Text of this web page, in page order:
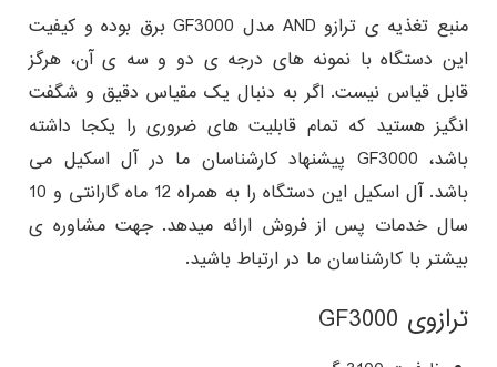
منبع تغذیه ی ترازو AND مدل GF3000 برق بوده و کیفیت
این دستگاه با نمونه های درجه ی دو و سه ی آن، هرگز
قابل قیاس نیست. اگر به دنبال یک مقیاس دقیق و شگفت
انگیز هستید که تمام قابلیت های ضروری را یکجا داشته
باشد، GF3000 پیشنهاد کارشناسان ما در آل اسکیل می
باشد. آل اسکیل این دستگاه را به همراه 12 ماه گارانتی و 10
سال خدمات پس از فروش ارائه میدهد. جهت مشاوره ی
بیشتر با کارشناسان ما در ارتباط باشید.
ترازوی GF3000